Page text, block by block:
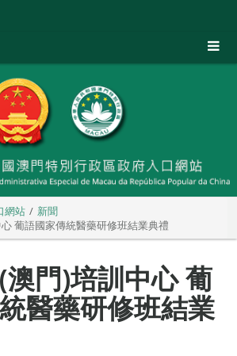
網站
新聞
葡語國家傳統醫藥研修班結業典禮
門)培訓中心 葡
醫藥研修班結業